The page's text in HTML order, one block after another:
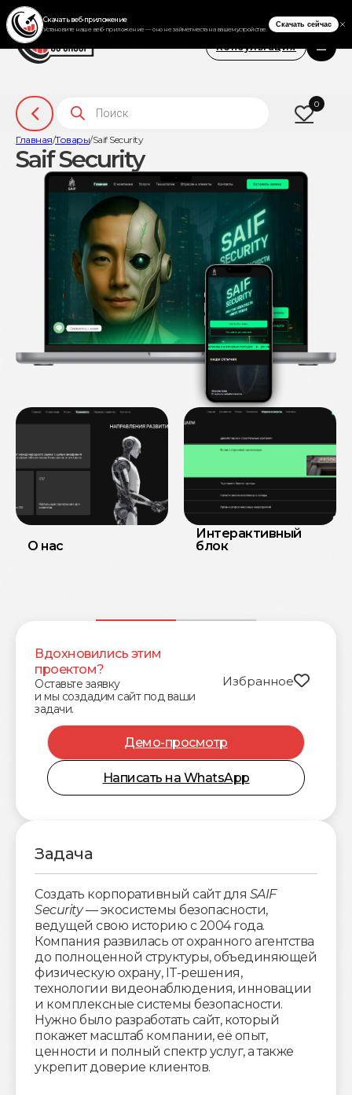
Консультация
0
Главная/Товары/Saif Security
Saif Security
О нас
Интерактивный
блок
Вдохновились этим
проектом?
Оставьте заявку
и мы создадим сайт под ваши
задачи.
Избранное
Демо-просмотр
Написать на WhatsApp
Задача
Создать корпоративный сайт для SAIF
Security— экосистемы безопасности,
ведущей свою историю с 2004 года.
Компания развилась от охранного агентства
до полноценной структуры, объединяющей
физическую охрану, IT-решения,
технологии видеонаблюдения, инновации
и комплексные системы безопасности.
Нужно было разработать сайт, который
покажет масштаб компании, её опыт,
ценности и полный спектр услуг, а также
укрепит доверие клиентов.